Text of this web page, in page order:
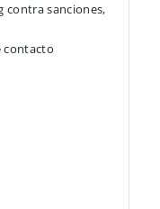
contra sanciones,
contacto